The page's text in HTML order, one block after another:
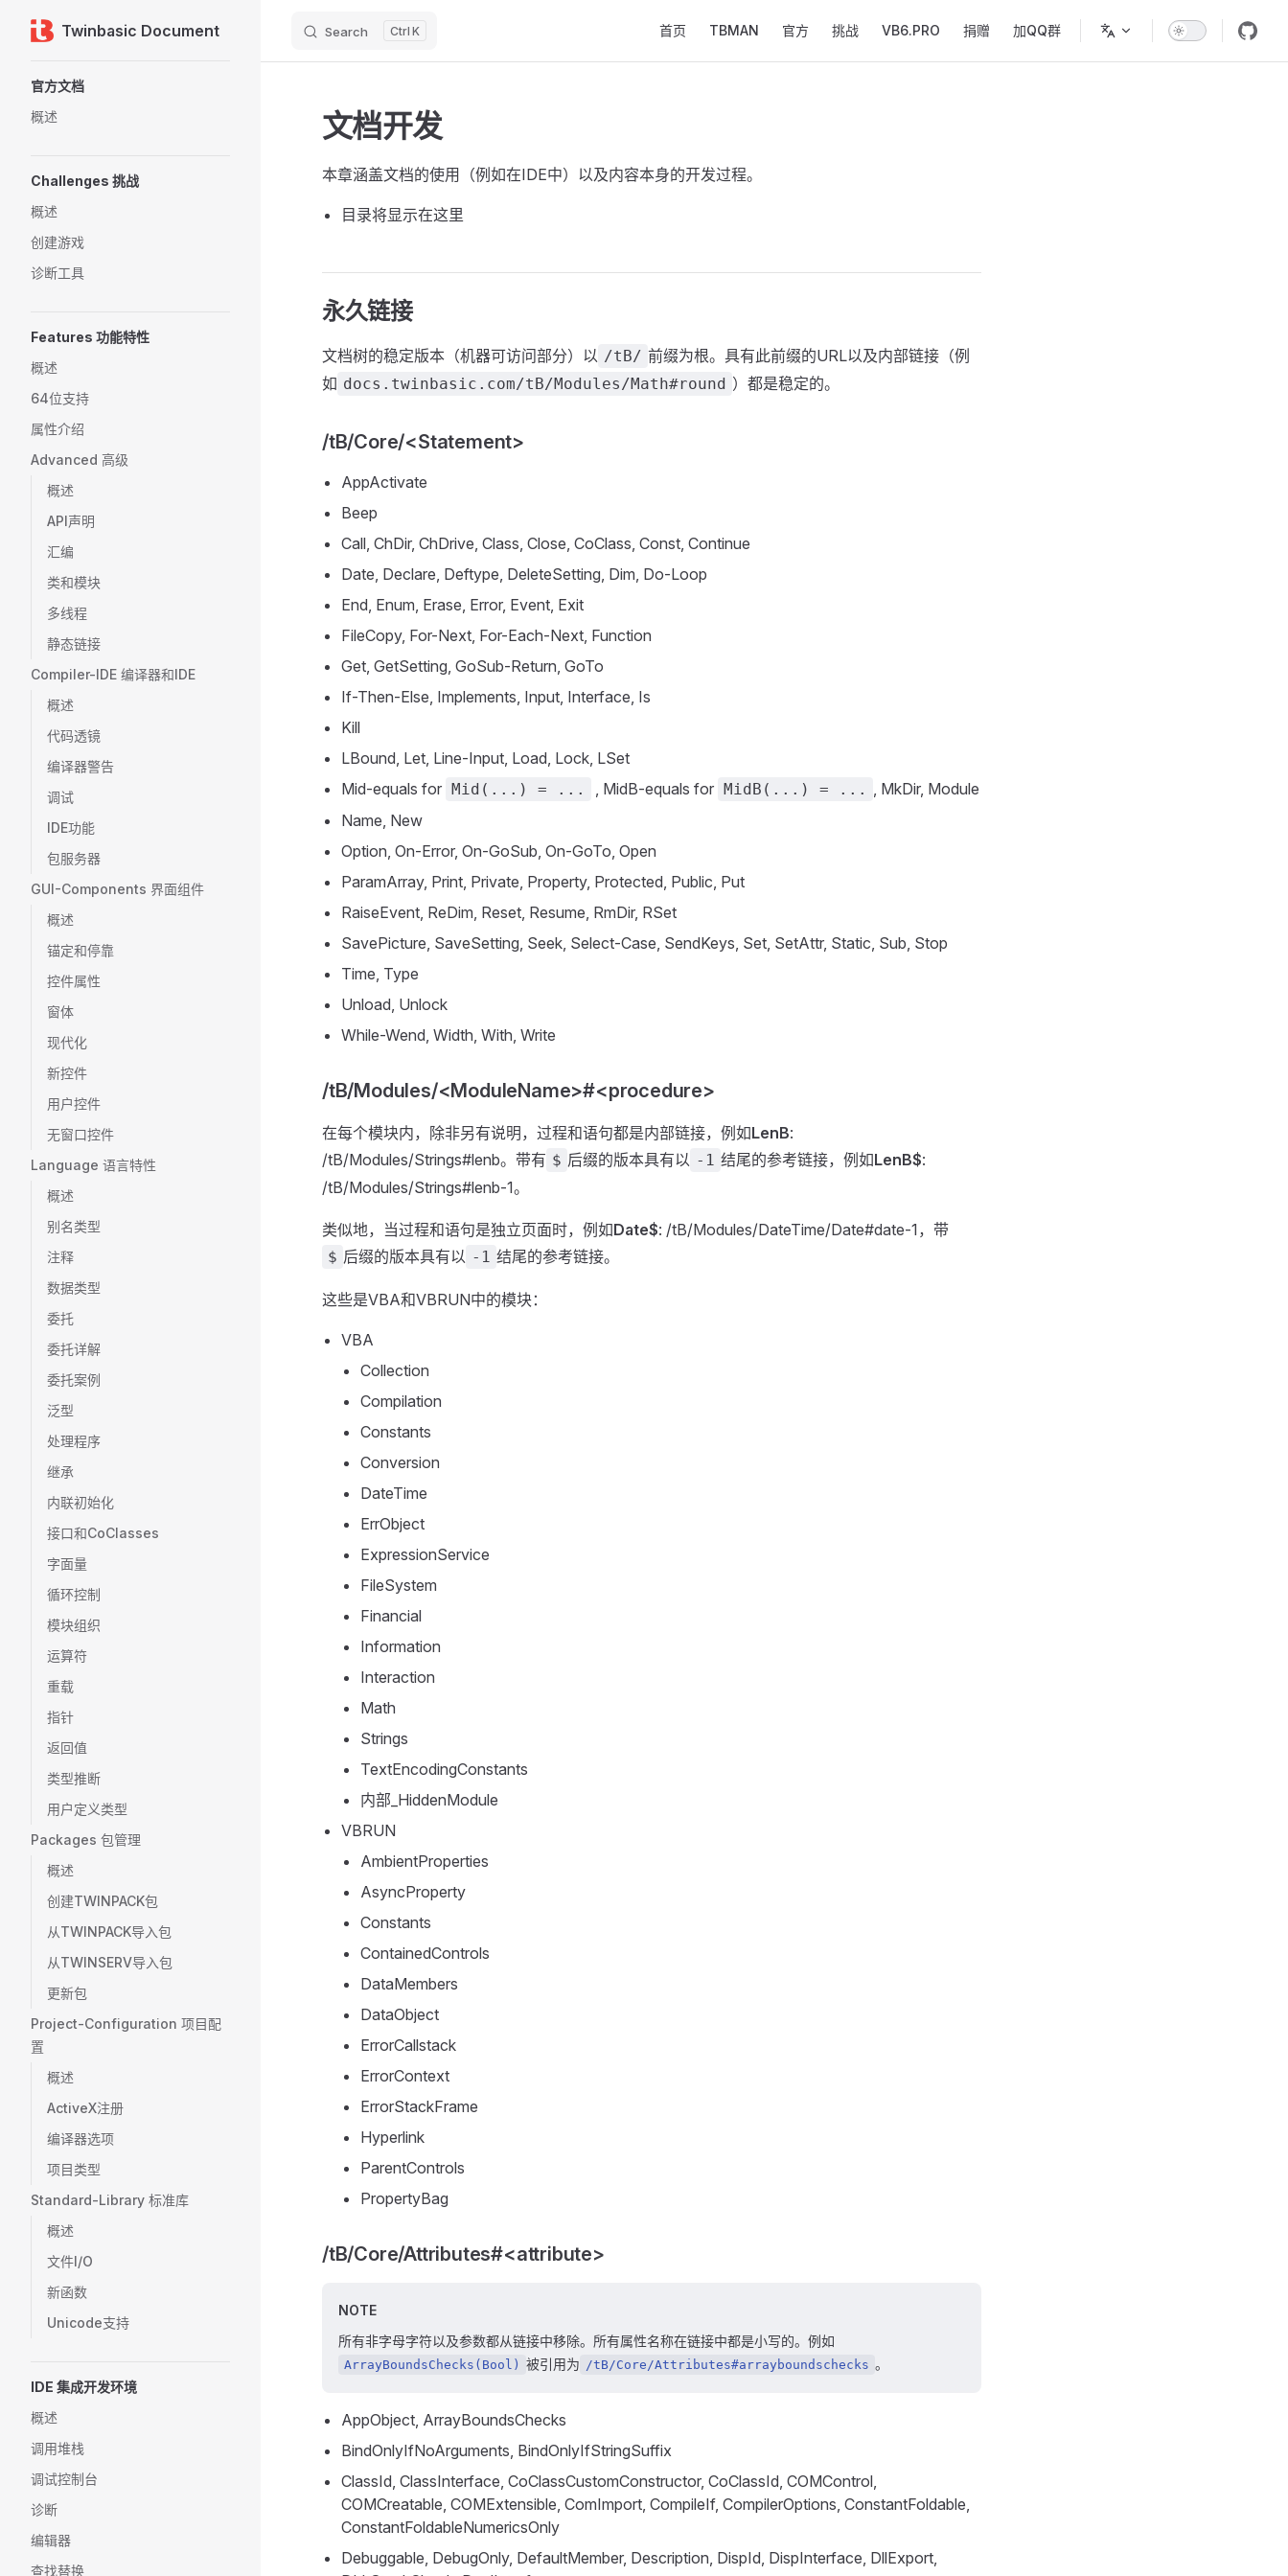
Skip to content
Twinbasic Document Search K 首页 TBMAN 官方 挑战 VB6.PRO 捐赠 加QQ群
官方文档
概述
Challenges 挑战
概述
创建游戏
诊断工具
Features 功能特性
概述
64位支持
属性介绍
Advanced 高级
概述
API声明
汇编
类和模块
多线程
静态链接
Compiler-IDE 编译器和IDE
概述
代码透镜
编译器警告
调试
IDE功能
包服务器
GUI-Components 界面组件
概述
锚定和停靠
控件属性
窗体
现代化
新控件
用户控件
无窗口控件
Language 语言特性
概述
别名类型
注释
数据类型
委托
委托详解
委托案例
泛型
处理程序
继承
内联初始化
接口和CoClasses
字面量
循环控制
模块组织
运算符
重载
指针
返回值
类型推断
用户定义类型
Packages 包管理
概述
创建TWINPACK包
从TWINPACK导入包
从TWINSERV导入包
更新包
Project-Configuration 项目配
置
概述
ActiveX注册
编译器选项
项目类型
Standard-Library 标准库
概述
文件I/O
新函数
Unicode支持
IDE 集成开发环境
概述
调用堆栈
调试控制台
诊断
编辑器
查找替换
文档开发
本章涵盖文档的使用（例如在IDE中）以及内容本身的开发过程。
目录将显示在这里
永久链接
文档树的稳定版本（机器可访问部分）以 /tB/ 前缀为根。具有此前缀的URL以及内部链接（例
如 docs.twinbasic.com/tB/Modules/Math#round ）都是稳定的。
/tB/Core/<Statement>
AppActivate
Beep
Call, ChDir, ChDrive, Class, Close, CoClass, Const, Continue
Date, Declare, Deftype, DeleteSetting, Dim, Do-Loop
End, Enum, Erase, Error, Event, Exit
FileCopy, For-Next, For-Each-Next, Function
Get, GetSetting, GoSub-Return, GoTo
If-Then-Else, Implements, Input, Interface, Is
Kill
LBound, Let, Line-Input, Load, Lock, LSet
Mid-equals for Mid(...) = ... , MidB-equals for MidB(...) = ... , MkDir, Module
Name, New
Option, On-Error, On-GoSub, On-GoTo, Open
ParamArray, Print, Private, Property, Protected, Public, Put
RaiseEvent, ReDim, Reset, Resume, RmDir, RSet
SavePicture, SaveSetting, Seek, Select-Case, SendKeys, Set, SetAttr, Static, Sub, Stop
Time, Type
Unload, Unlock
While-Wend, Width, With, Write
/tB/Modules/<ModuleName>#<procedure>
在每个模块内，除非另有说明，过程和语句都是内部链接，例如LenB:
/tB/Modules/Strings#lenb。带有 $ 后缀的版本具有以 -1 结尾的参考链接，例如LenB$:
/tB/Modules/Strings#lenb-1。
类似地，当过程和语句是独立页面时，例如Date$: /tB/Modules/DateTime/Date#date-1，带
$ 后缀的版本具有以 -1 结尾的参考链接。
这些是VBA和VBRUN中的模块：
VBA
Collection
Compilation
Constants
Conversion
DateTime
ErrObject
ExpressionService
FileSystem
Financial
Information
Interaction
Math
Strings
TextEncodingConstants
内部_HiddenModule
VBRUN
AmbientProperties
AsyncProperty
Constants
ContainedControls
DataMembers
DataObject
ErrorCallstack
ErrorContext
ErrorStackFrame
Hyperlink
ParentControls
PropertyBag
/tB/Core/Attributes#<attribute>
NOTE
所有非字母字符以及参数都从链接中移除。所有属性名称在链接中都是小写的。例如
ArrayBoundsChecks(Bool) 被引用为 /tB/Core/Attributes#arrayboundschecks 。
AppObject, ArrayBoundsChecks
BindOnlyIfNoArguments, BindOnlyIfStringSuffix
ClassId, ClassInterface, CoClassCustomConstructor, CoClassId, COMControl,
COMCreatable, COMExtensible, ComImport, CompileIf, CompilerOptions, ConstantFoldable,
ConstantFoldableNumericsOnly
Debuggable, DebugOnly, DefaultMember, Description, DispId, DispInterface, DllExport,